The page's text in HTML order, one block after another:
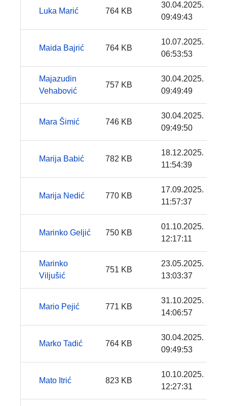
Luka Marić 764 KB
30.04.2025.
09:49:43
Maida Bajrić 764 KB
10.07.2025.
06:53:53
Majazudin
Vehabović
757 KB
30.04.2025.
09:49:49
Mara Šimić 746 KB
30.04.2025.
09:49:50
Marija Babić 782 KB
18.12.2025.
11:54:39
Marija Nedić 770 KB
17.09.2025.
11:57:37
Marinko Geljić 750 KB
01.10.2025.
12:17:11
Marinko
Viljušić
751 KB
23.05.2025.
13:03:37
Mario Pejić 771 KB
31.10.2025.
14:06:57
Marko Tadić 764 KB
30.04.2025.
09:49:53
Mato Itrić 823 KB
10.10.2025.
12:27:31